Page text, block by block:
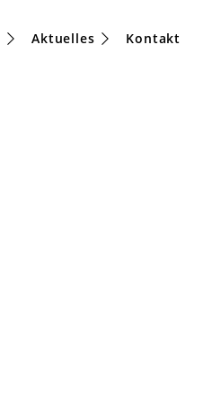
Aktuelles Kontakt